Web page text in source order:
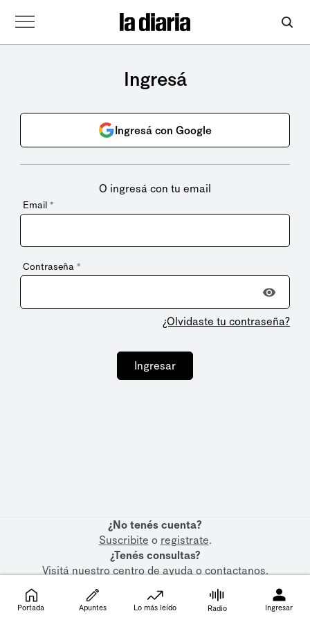
Ingresá
Ingresá con Google
O ingresá con tu email
Email *
Contraseña *
¿Olvidaste tu contraseña?
Ingresar
¿No tenés cuenta?
Suscribite o registrate.
¿Tenés consultas?
Visitá nuestrocentro de ayudaocontactanos.
Portada Apuntes Lo más leído Radio Ingresar